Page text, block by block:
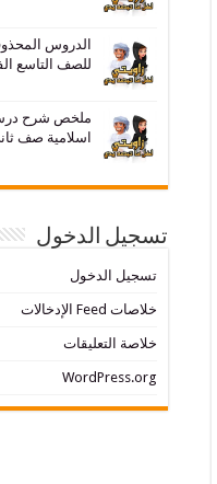
الدروس
للصف التاسع الفصل
ملخص شرح درس
اسلامية صف
تسجيل الدخول
تسجيل الدخول
خلاصات Feed الإدخالات
خلاصة التعليقات
WordPress.org